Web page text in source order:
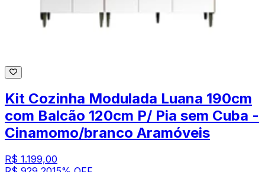
Kit Cozinha Modulada Luana 190cm
com Balcão 120cm P/ Pia sem Cuba -
Cinamomo/branco Aramóveis
R$ 1.199,00